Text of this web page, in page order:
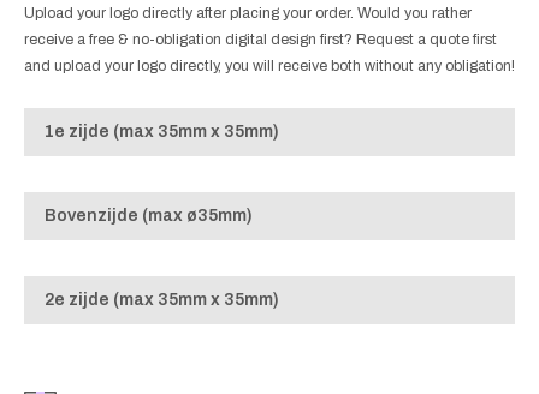
Upload your logo directly after placing your order. Would you rather
receive a free & no-obligation digital design first? Request a quote first
and upload your logo directly, you will receive both without any obligation!
1e zijde (max 35mm x 35mm)
Bovenzijde (max ø35mm)
2e zijde (max 35mm x 35mm)